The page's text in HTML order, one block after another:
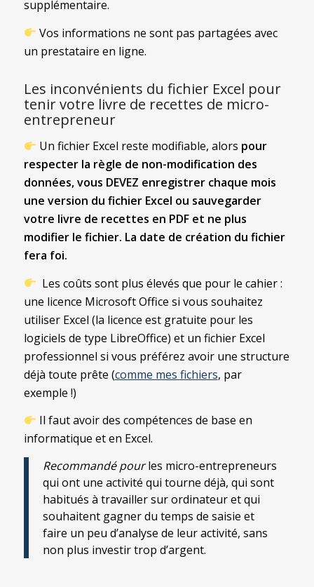
supplémentaire.
Vos informations ne sont pas partagées avec
un prestataire en ligne.
Les inconvénients du fichier Excel pour
tenir votre livre de recettes de micro-
entrepreneur
Un fichier Excel reste modifiable, alors pour
respecter la règle de non-modification des
données, vous DEVEZ enregistrer chaque mois
une version du fichier Excel ou sauvegarder
votre livre de recettes en PDF et ne plus
modifier le fichier. La date de création du fichier
fera foi.
Les coûts sont plus élevés que pour le cahier :
une licence Microsoft Office si vous souhaitez
utiliser Excel (la licence est gratuite pour les
logiciels de type LibreOffice) et un fichier Excel
professionnel si vous préférez avoir une structure
déjà toute prête (comme mes fichiers, par
exemple !)
Il faut avoir des compétences de base en
informatique et en Excel.
Recommandé pourles micro-entrepreneurs
qui ont une activité qui tourne déjà, qui sont
habitués à travailler sur ordinateur et qui
souhaitent gagner du temps de saisie et
faire un peu d’analyse de leur activité, sans
non plus investir trop d’argent.